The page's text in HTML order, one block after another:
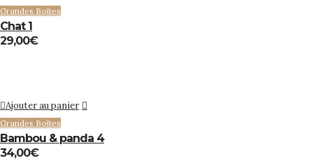
Grandes Boîtes
Chat 1
29,00€
Ajouter au panier
Grandes Boîtes
Bambou & panda 4
34,00€